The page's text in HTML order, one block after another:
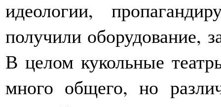
идеологии,
получили оборудование,
В целом кукольные
много общего, но